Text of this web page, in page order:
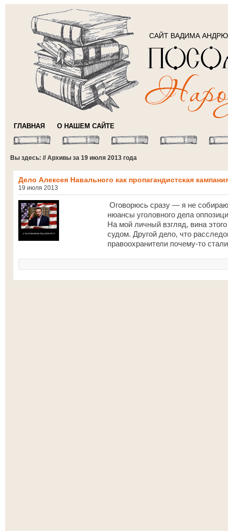
САЙТ ВАДИМА
ГЛАВНАЯ О НАШЕМ САЙТЕ
Вы здесь: // Архивы за 19 июля 2013 года
Дело Алексея Навального как пропагандистская
19 июля 2013
Оговорюсь сразу — я не
нюансы уголовного дела
На мой личный взгляд, вина
судом. Другой дело, что
правоохранители почему-то